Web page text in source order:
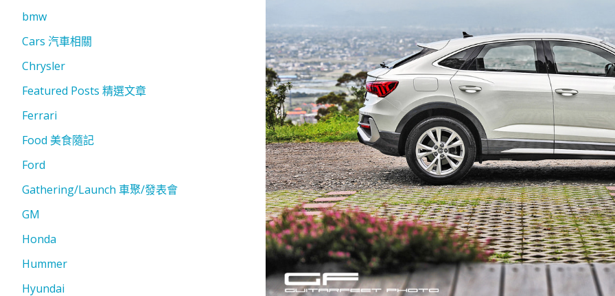
bmw
Cars 汽車相關
Chrysler
Featured Posts 精選文章
Ferrari
Food 美食隨記
Ford
Gathering/Launch 車聚/發表會
GM
Honda
Hummer
Hyundai